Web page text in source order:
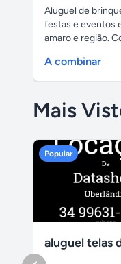
Aluguel de
festas e eventos
amaro e região.
A combinar
Mais
Popular